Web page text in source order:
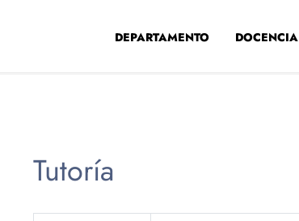
DEPARTAMENTO DOCENCIA
Tutoría